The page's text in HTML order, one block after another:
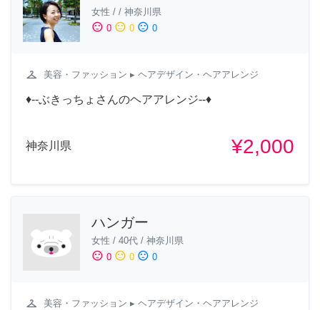
女性 / / 神奈川県
sentiment_satisfied 0 sentiment_neutral 0 sentiment_dissatisfied 0
checkroom 美容・ファッション ▸ ヘアデザイン・ヘアアレンジ
♦︎--ぶきっちょさんのヘアアレンジ--♦︎
神奈川県 ¥2,000
ハンガー
女性 / 40代 / 神奈川県
sentiment_satisfied 0 sentiment_neutral 0 sentiment_dissatisfied 0
checkroom 美容・ファッション ▸ ヘアデザイン・ヘアアレンジ